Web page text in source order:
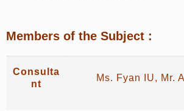
Members of the Subject :
Consulta
nt
Ms. Fyan IU, Mr.